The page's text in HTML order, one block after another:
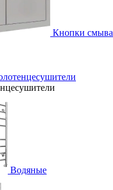
Кнопки смыва
Водяные